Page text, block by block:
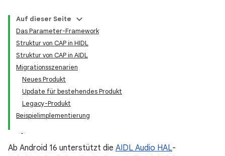
Auf dieser Seite
Das Parameter-Framework
Struktur von CAP in HIDL
Struktur von CAP in AIDL
Migrationsszenarien
Neues Produkt
Update für bestehendes Produkt
Legacy-Produkt
Beispielimplementierung
Ab Android 16 unterstützt die AIDL Audio HAL-